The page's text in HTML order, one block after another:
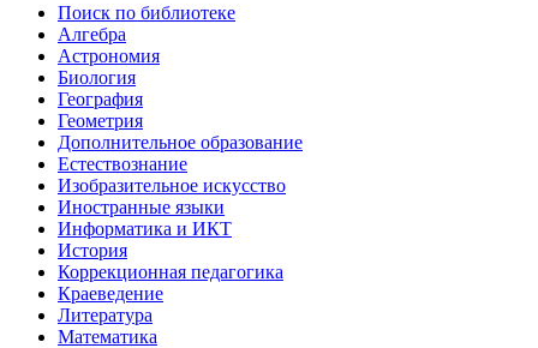
Поиск по библиотеке
Алгебра
Астрономия
Биология
География
Геометрия
Дополнительное образование
Естествознание
Изобразительное искусство
Иностранные языки
Информатика и ИКТ
История
Коррекционная педагогика
Краеведение
Литература
Математика